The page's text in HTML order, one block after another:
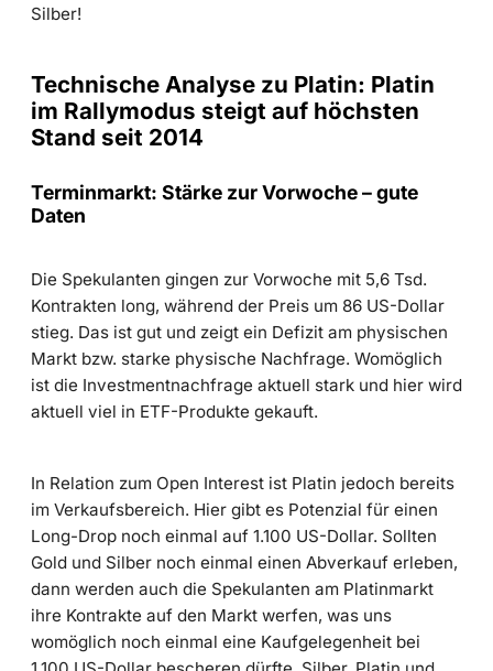
Silber!
Technische Analyse zu Platin: Platin
im Rallymodus steigt auf höchsten
Stand seit 2014
Terminmarkt: Stärke zur Vorwoche – gute
Daten
Die Spekulanten gingen zur Vorwoche mit 5,6 Tsd.
Kontrakten long, während der Preis um 86 US-Dollar
stieg. Das ist gut und zeigt ein Defizit am physischen
Markt bzw. starke physische Nachfrage. Womöglich
ist die Investmentnachfrage aktuell stark und hier wird
aktuell viel in ETF-Produkte gekauft.
In Relation zum Open Interest ist Platin jedoch bereits
im Verkaufsbereich. Hier gibt es Potenzial für einen
Long-Drop noch einmal auf 1.100 US-Dollar. Sollten
Gold und Silber noch einmal einen Abverkauf erleben,
dann werden auch die Spekulanten am Platinmarkt
ihre Kontrakte auf den Markt werfen, was uns
womöglich noch einmal eine Kaufgelegenheit bei